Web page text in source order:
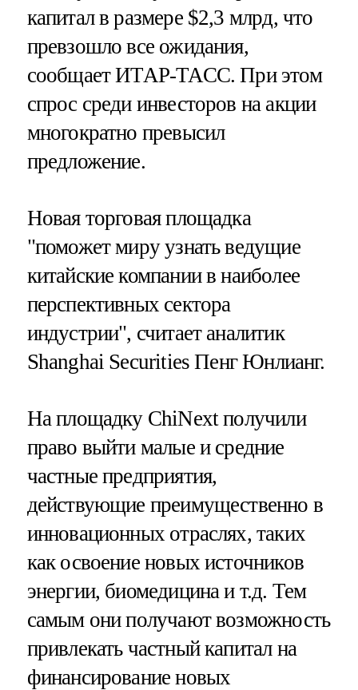
капитал в размере $2,3 млрд, что
превзошло все ожидания,
сообщает ИТАР-ТАСС. При этом
спрос среди инвесторов на акции
многократно превысил
предложение.
Новая торговая площадка
"поможет миру узнать ведущие
китайские компании в наиболее
перспективных сектора
индустрии", считает аналитик
Shanghai Securities Пенг Юнлианг.
На площадку ChiNext получили
право выйти малые и средние
частные предприятия,
действующие преимущественно в
инновационных отраслях, таких
как освоение новых источников
энергии, биомедицина и т.д. Тем
самым они получают возможность
привлекать частный капитал на
финансирование новых